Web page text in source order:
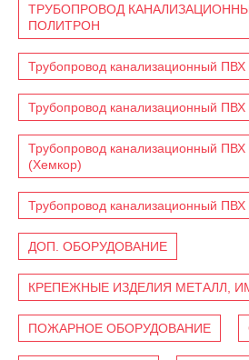
ТРУБОПРОВОД
ПОЛИТРОН
Трубопровод канализационный
Трубопровод канализационный ПВХ
Трубопровод канализационный
(Хемкор)
Трубопровод канализационный
ДОП. ОБОРУДОВАНИЕ
КРЕПЕЖНЫЕ ИЗДЕЛИЯ МЕТАЛЛ,
ПОЖАРНОЕ ОБОРУДОВАНИЕ